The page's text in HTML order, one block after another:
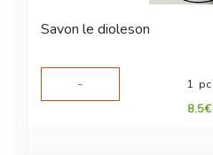
Savon le dioleson
-
1 pc
8.5€